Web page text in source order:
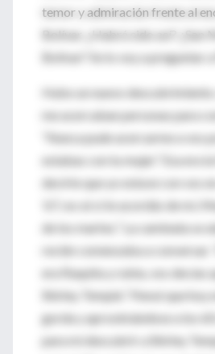
temor y admiración frente al
Bolívar. ¿Habrá sido así? ¿San
Bolívar? Se lo voy a preguntar a
Hubo un nuevo
me acercaban personas para
“Nunca pude acercarme a vos
estabas con tu mujer.” Esa era
decirte que yo estuve con vos
’67, no sé si te acordás de mí,
de los martes.” La caminata se
recién comenzaba a conversar.
era flaquita y rubia, vos decías
Shirley Temple.” Pensé que hoy
gorda y aproximándose a los
para mí descubrir a Shirley